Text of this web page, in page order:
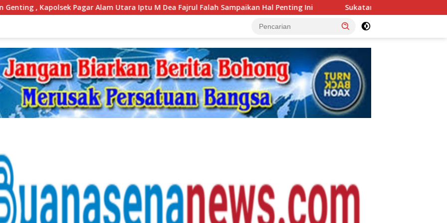
Alam Utara Iptu M Dea Fajrul Falah Sampaikan Hal Penting Ini Sukatani Juara! Tekuk Parungpanjang 1-0 di Final